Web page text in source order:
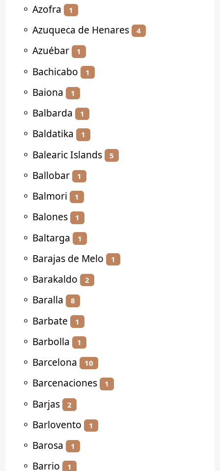
⚬ Azofra 1
⚬ Azuqueca de Henares 4
⚬ Azuébar 1
⚬ Bachicabo 1
⚬ Baiona 1
⚬ Balbarda 1
⚬ Baldatika 1
⚬ Balearic Islands 5
⚬ Ballobar 1
⚬ Balmori 1
⚬ Balones 1
⚬ Baltarga 1
⚬ Barajas de Melo 1
⚬ Barakaldo 2
⚬ Baralla 8
⚬ Barbate 1
⚬ Barbolla 1
⚬ Barcelona 10
⚬ Barcenaciones 1
⚬ Barjas 2
⚬ Barlovento 1
⚬ Barosa 1
⚬ Barrio 1